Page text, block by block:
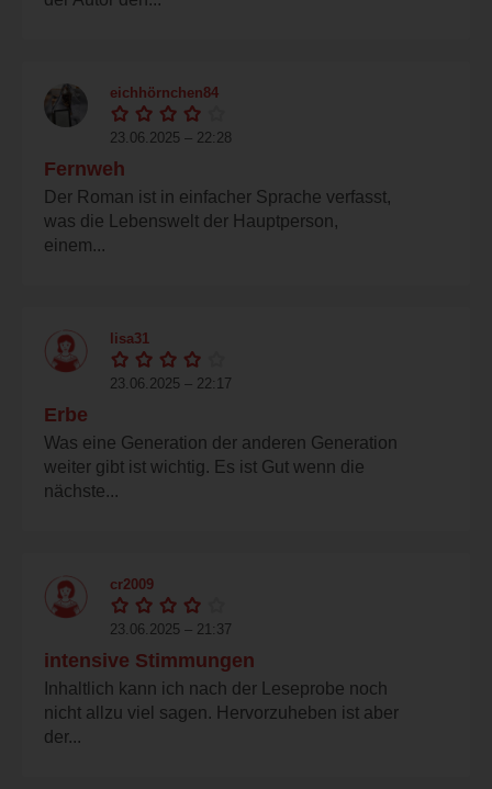
eichhörnchen84
23.06.2025 – 22:28
Fernweh
Der Roman ist in einfacher Sprache verfasst,
was die Lebenswelt der Hauptperson,
einem...
lisa31
23.06.2025 – 22:17
Erbe
Was eine Generation der anderen Generation
weiter gibt ist wichtig. Es ist Gut wenn die
nächste...
cr2009
23.06.2025 – 21:37
intensive Stimmungen
Inhaltlich kann ich nach der Leseprobe noch
nicht allzu viel sagen. Hervorzuheben ist aber
der...